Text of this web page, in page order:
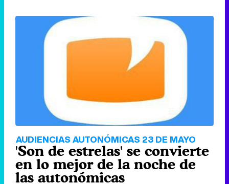
AUDIENCIAS AUTONÓMICAS 23 DE MAYO
'Son de estrelas' se convierte
en lo mejor de la noche de
las autonómicas